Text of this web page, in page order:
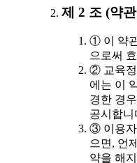
제 2 조 (약
① 이 약
으로써
② 교육정
에는 이
경한 경
공시합니
③ 이용자
으면, 언
약을 해